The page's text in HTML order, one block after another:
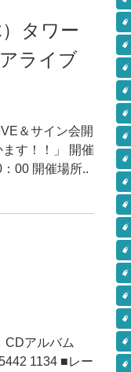
タワー
ライブ
＆サイン会開
す！！」 開催
00 開催場所..
CDアルバム
1134 ■レー